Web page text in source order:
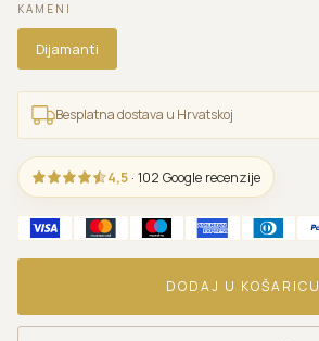
KAMENI
Dijamanti
Besplatna dostava u Hrvatskoj
4,5 · 102 Google recenzije
DODAJ U KOŠARICU